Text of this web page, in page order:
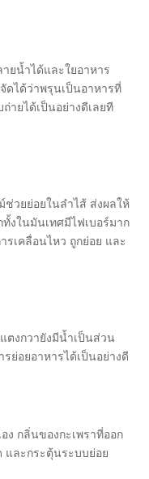
ยน้ำได้และใยอาหาร
ได้ว่าพรุนเป็นอาหารที่
ายได้เป็นอย่างดีเลยที
ช่วยย่อยในลำไส้ ส่งผลให้
งในมันเทศมีไฟเบอร์มาก
เคลื่อนไหว ถูกย่อย และ
ตงกวายังมีน้ำเป็นส่วน
ย่อยอาหารได้เป็นอย่างดี
ง กลิ่นของกะเพราที่ออก
และกระตุ้นระบบย่อย